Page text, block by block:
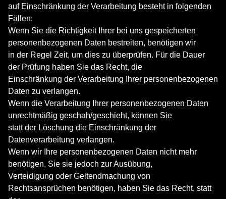
auf Einschränkung der Verarbeitung besteht in folgenden
Fällen:
Wenn Sie die Richtigkeit Ihrer bei uns gespeicherten
personenbezogenen Daten bestreiten, benötigen wir
in der Regel Zeit, um dies zu überprüfen. Für die Dauer
der Prüfung haben Sie das Recht, die
Einschränkung der Verarbeitung Ihrer personenbezogenen
Daten zu verlangen.
Wenn die Verarbeitung Ihrer personenbezogenen Daten
unrechtmäßig geschah/geschieht, können Sie
statt der Löschung die Einschränkung der
Datenverarbeitung verlangen.
Wenn wir Ihre personenbezogenen Daten nicht mehr
benötigen, Sie sie jedoch zur Ausübung,
Verteidigung oder Geltendmachung von
Rechtsansprüchen benötigen, haben Sie das Recht, statt